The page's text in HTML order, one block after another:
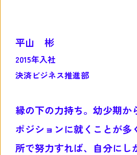
平山 彬
2015年入社
決済ビジネス推進部
縁の下の力持ち。幼少期か
ポジションに就くことが多
所で努力すれば、自分にし